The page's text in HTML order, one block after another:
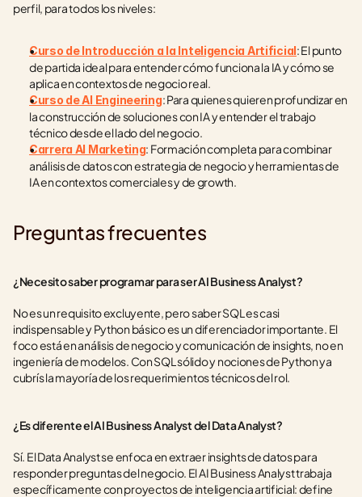
perfil, para todos los niveles:
Curso de Introducción a la Inteligencia Artificial: El punto
de partida ideal para entender cómo funciona la IA y cómo se
aplica en contextos de negocio real.
Curso de AI Engineering: Para quienes quieren profundizar en
la construcción de soluciones con IA y entender el trabajo
técnico desde el lado del negocio.
Carrera AI Marketing: Formación completa para combinar
análisis de datos con estrategia de negocio y herramientas de
IA en contextos comerciales y de growth.
Preguntas frecuentes
¿Necesito saber programar para ser AI Business Analyst?
No es un requisito excluyente, pero saber SQL es casi
indispensable y Python básico es un diferenciador importante. El
foco está en análisis de negocio y comunicación de insights, no en
ingeniería de modelos. Con SQL sólido y nociones de Python ya
cubrís la mayoría de los requerimientos técnicos del rol.
¿Es diferente el AI Business Analyst del Data Analyst?
Sí. El Data Analyst se enfoca en extraer insights de datos para
responder preguntas del negocio. El AI Business Analyst trabaja
específicamente con proyectos de inteligencia artificial: define